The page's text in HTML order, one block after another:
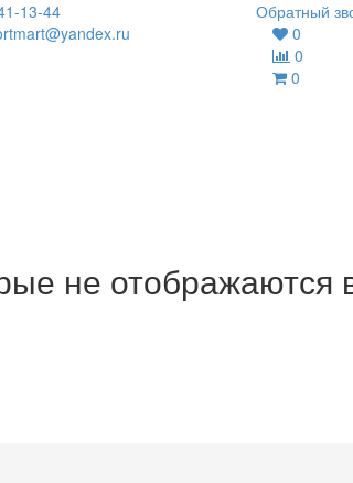
13-44
Обратный
0
0
0
не отображаются